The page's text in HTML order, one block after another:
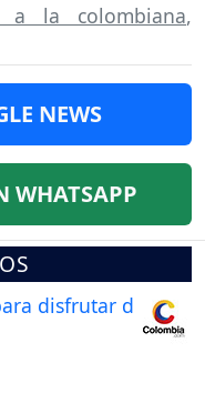
a la colombiana,
NEWS
WHATSAPP